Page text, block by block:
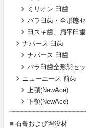
ミリオン 臼歯
バラ臼歯・全形態
臼スキ歯、扁平臼歯
ナパース 臼歯
ナパース 臼歯
バラ臼歯全形態セッ
ニューエース 前歯
上顎(NewAce)
下顎(NewAce)
石膏および埋没材